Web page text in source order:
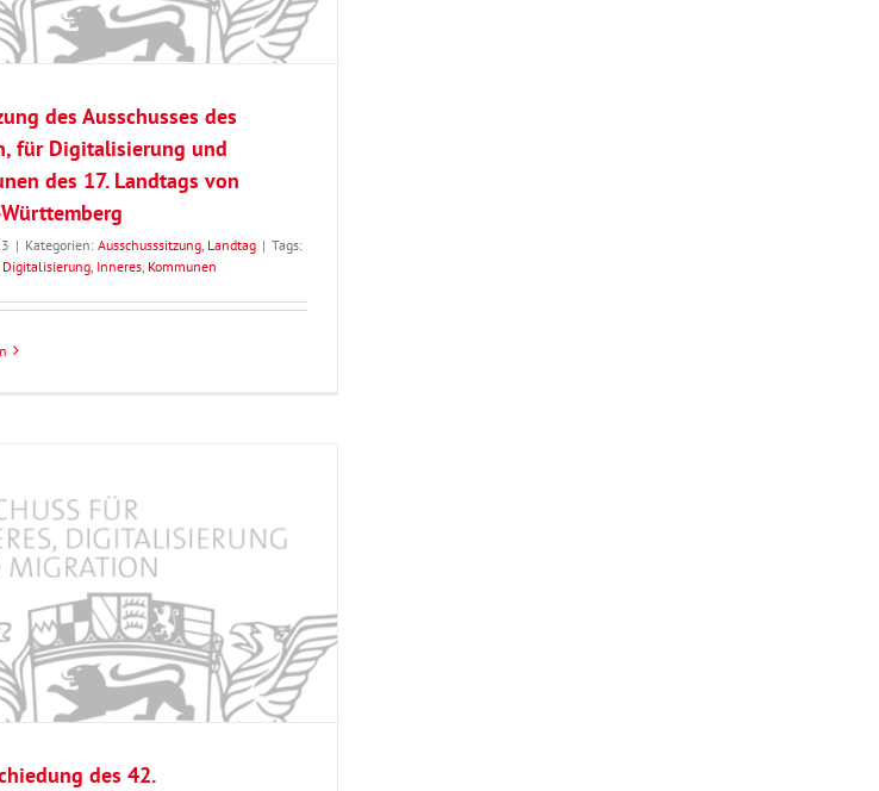
des Ausschusses des
für Digitalisierung und
des 17. Landtags von
| Kategorien: Ausschusssitzung Landtag | Tags:
Digitalisierung Inneres Kommunen
des 42.